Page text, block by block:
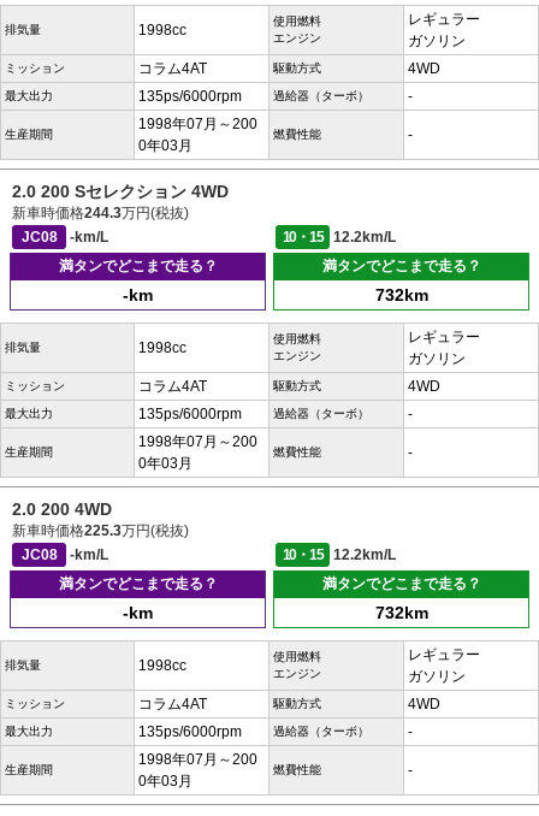
排気量 1998cc
使用燃料
エンジン
レギュラー
ガソリン
ミッション コラム4AT 駆動方式 4WD
最大出力 135ps/6000rpm 過給器（ターボ） -
生産期間
1998年07月～200
0年03月
燃費性能 -
2.0 200 Sセレクション 4WD
新車時価格244.3万円(税抜)
JC08
-km/L 10・15
12.2km/L
満タンでどこまで走る？
-km
満タンでどこまで走る？
732km
排気量 1998cc
使用燃料
エンジン
レギュラー
ガソリン
ミッション コラム4AT 駆動方式 4WD
最大出力 135ps/6000rpm 過給器（ターボ） -
生産期間
1998年07月～200
0年03月
燃費性能 -
2.0 200 4WD
新車時価格225.3万円(税抜)
JC08
-km/L 10・15
12.2km/L
満タンでどこまで走る？
-km
満タンでどこまで走る？
732km
排気量 1998cc
使用燃料
エンジン
レギュラー
ガソリン
ミッション コラム4AT 駆動方式 4WD
最大出力 135ps/6000rpm 過給器（ターボ） -
生産期間
1998年07月～200
0年03月
燃費性能 -